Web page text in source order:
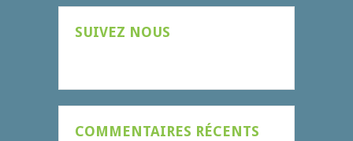
SUIVEZ NOUS
COMMENTAIRES RÉCENTS